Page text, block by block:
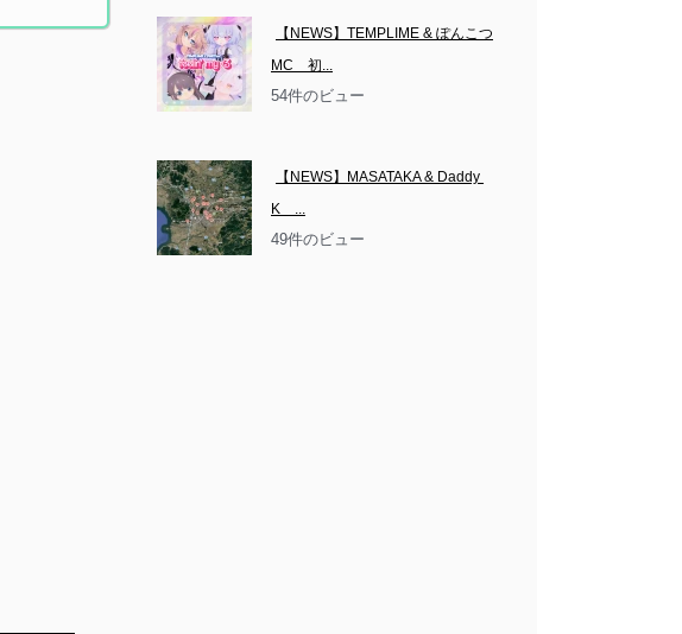
【NEWS】TEMPLIME & ぽんこつ
MC　初...
54件のビュー
【NEWS】MASATAKA & Daddy
K　...
49件のビュー